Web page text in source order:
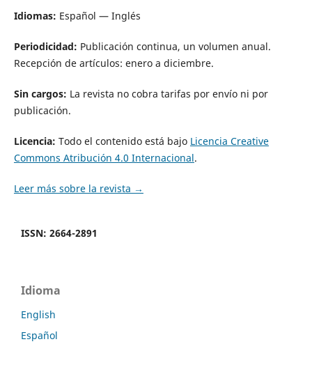
Idiomas: Español — Inglés
Periodicidad: Publicación continua, un volumen anual.
Recepción de artículos: enero a diciembre.
Sin cargos: La revista no cobra tarifas por envío ni por
publicación.
Licencia: Todo el contenido está bajo Licencia Creative
Commons Atribución 4.0 Internacional.
Leer más sobre la revista →
ISSN: 2664-2891
Idioma
English
Español